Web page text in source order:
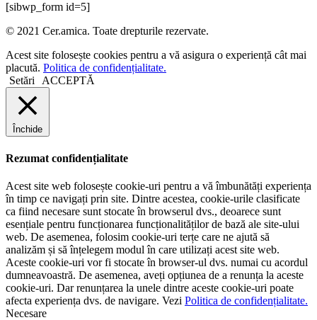
[sibwp_form id=5]
© 2021 Cer.amica. Toate drepturile rezervate.​
Acest site folosește cookies pentru a vă asigura o experiență cât mai
placută. Politica de confidențialitate.
Setări
ACCEPTĂ
Închide
Rezumat confidențialitate
Acest site web folosește cookie-uri pentru a vă îmbunătăți experiența
în timp ce navigați prin site. Dintre acestea, cookie-urile clasificate
ca fiind necesare sunt stocate în browserul dvs., deoarece sunt
esențiale pentru funcționarea funcționalităților de bază ale site-ului
web. De asemenea, folosim cookie-uri terțe care ne ajută să
analizăm și să înțelegem modul în care utilizați acest site web.
Aceste cookie-uri vor fi stocate în browser-ul dvs. numai cu acordul
dumneavoastră. De asemenea, aveți opțiunea de a renunța la aceste
cookie-uri. Dar renunțarea la unele dintre aceste cookie-uri poate
afecta experiența dvs. de navigare. Vezi Politica de confidențialitate.
Necesare